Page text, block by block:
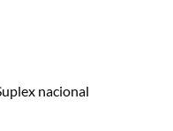
nacional